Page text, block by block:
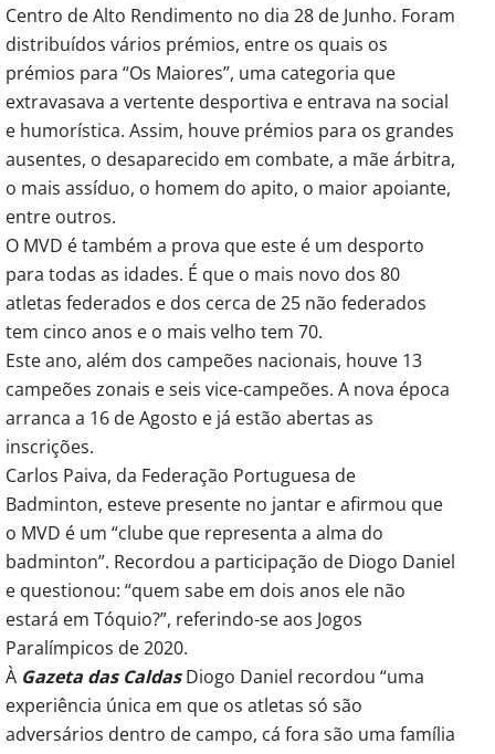
Centro de Alto Rendimento no dia 28 de Junho. Foram
distribuídos vários prémios, entre os quais os
prémios para “Os Maiores”, uma categoria que
extravasava a vertente desportiva e entrava na social
e humorística. Assim, houve prémios para os grandes
ausentes, o desaparecido em combate, a mãe árbitra,
o mais assíduo, o homem do apito, o maior apoiante,
entre outros.
O MVD é também a prova que este é um desporto
para todas as idades. É que o mais novo dos 80
atletas federados e dos cerca de 25 não federados
tem cinco anos e o mais velho tem 70.
Este ano, além dos campeões nacionais, houve 13
campeões zonais e seis vice-campeões. A nova época
arranca a 16 de Agosto e já estão abertas as
inscrições.
Carlos Paiva, da Federação Portuguesa de
Badminton, esteve presente no jantar e afirmou que
o MVD é um “clube que representa a alma do
badminton”. Recordou a participação de Diogo Daniel
e questionou: “quem sabe em dois anos ele não
estará em Tóquio?”, referindo-se aos Jogos
Paralímpicos de 2020.
À Gazeta das CaldasDiogo Daniel recordou “uma
experiência única em que os atletas só são
adversários dentro de campo, cá fora são uma família